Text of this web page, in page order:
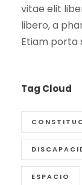
vitae elit
libero, a
Etiam porta
Tag Cloud
ESPACIO